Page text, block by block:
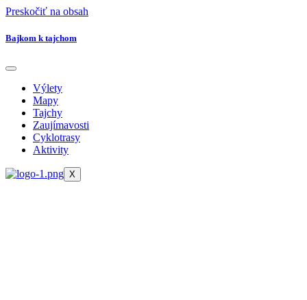
Preskočiť na obsah
Bajkom k tajchom
Výlety
Mapy
Tajchy
Zaujímavosti
Cyklotrasy
Aktivity
X